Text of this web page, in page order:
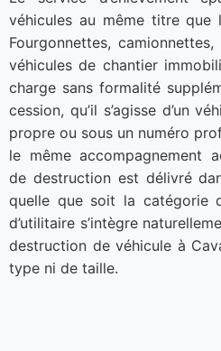
véhicules au même titre que
Fourgonnettes,
véhicules de chantier
charge sans formalité
cession, qu’il s’agisse d’un
propre ou sous un numéro
le même accompagnement
de destruction est délivré
quelle que soit la catégorie
d’utilitaire s’intègre
destruction de véhicule à
type ni de taille.